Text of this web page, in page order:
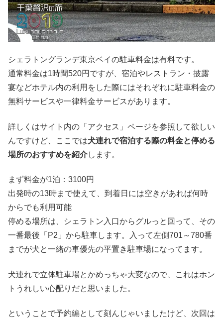
シェラトングランデ東京ベイの駐車料金は有料です。
通常料金は1時間520円ですが、宿泊やレストラン・披露
宴などホテル内の利用をした際にはそれぞれに駐車料金の
無料サービスや一律料金サービスがあります。
詳しくはサイト内の「アクセス」ページを参照して欲しい
んですけど、ここでは犬連れで宿泊する際の料金と停める
場所のおすすめを紹介します。
まず料金が1泊：3100円
出発時の13時まで使えて、到着日には空きがあれば何時
からでも利用可能
停める場所は、シェラトン入口からグルっと回って、その
一番最後「P2」から駐車します。入って左側701～780番
までが犬と一緒の車優先の平置き駐車場になってます。
犬連れで立体駐車場とかめっちゃ大変なので、これはホン
トうれしい心配りだと思いました。
ということで予約編として刻んじゃいましたけど、次回は